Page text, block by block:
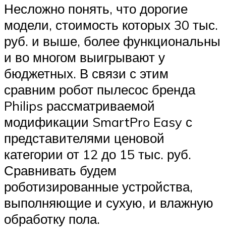
Несложно понять, что дорогие
модели, стоимость которых 30 тыс.
руб. и выше, более функциональны
и во многом выигрывают у
бюджетных. В связи с этим
сравним робот пылесос бренда
Philips рассматриваемой
модификации SmartPro Easy с
представителями ценовой
категории от 12 до 15 тыс. руб.
Сравнивать будем
роботизированные устройства,
выполняющие и сухую, и влажную
обработку пола.